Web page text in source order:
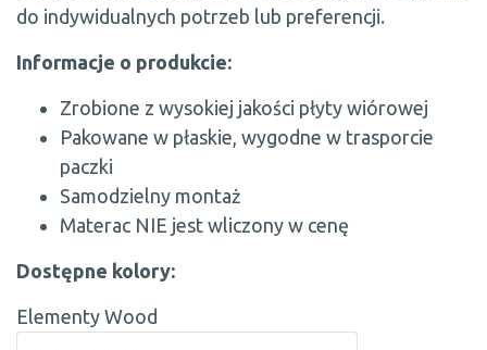
do indywidualnych potrzeb lub preferencji.
Informacje o produkcie:
Zrobione z wysokiej jakości płyty wiórowej
Pakowane w płaskie, wygodne w trasporcie
paczki
Samodzielny montaż
Materac NIE jest wliczony w cenę
Dostępne kolory:
Elementy Wood